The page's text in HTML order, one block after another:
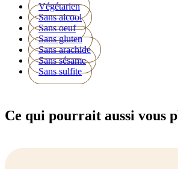
Végétarien
Sans alcool
Sans oeuf
Sans gluten
Sans arachide
Sans sésame
Sans sulfite
Ce qui pourrait aussi vous